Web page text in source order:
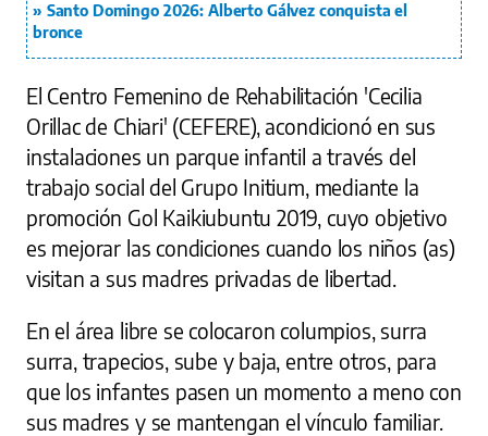
Santo Domingo 2026: Alberto Gálvez conquista el
bronce
El Centro Femenino de Rehabilitación 'Cecilia
Orillac de Chiari' (CEFERE), acondicionó en sus
instalaciones un parque infantil a través del
trabajo social del Grupo Initium, mediante la
promoción Gol Kaikiubuntu 2019, cuyo objetivo
es mejorar las condiciones cuando los niños (as)
visitan a sus madres privadas de libertad.
En el área libre se colocaron columpios, surra
surra, trapecios, sube y baja, entre otros, para
que los infantes pasen un momento a meno con
sus madres y se mantengan el vínculo familiar.